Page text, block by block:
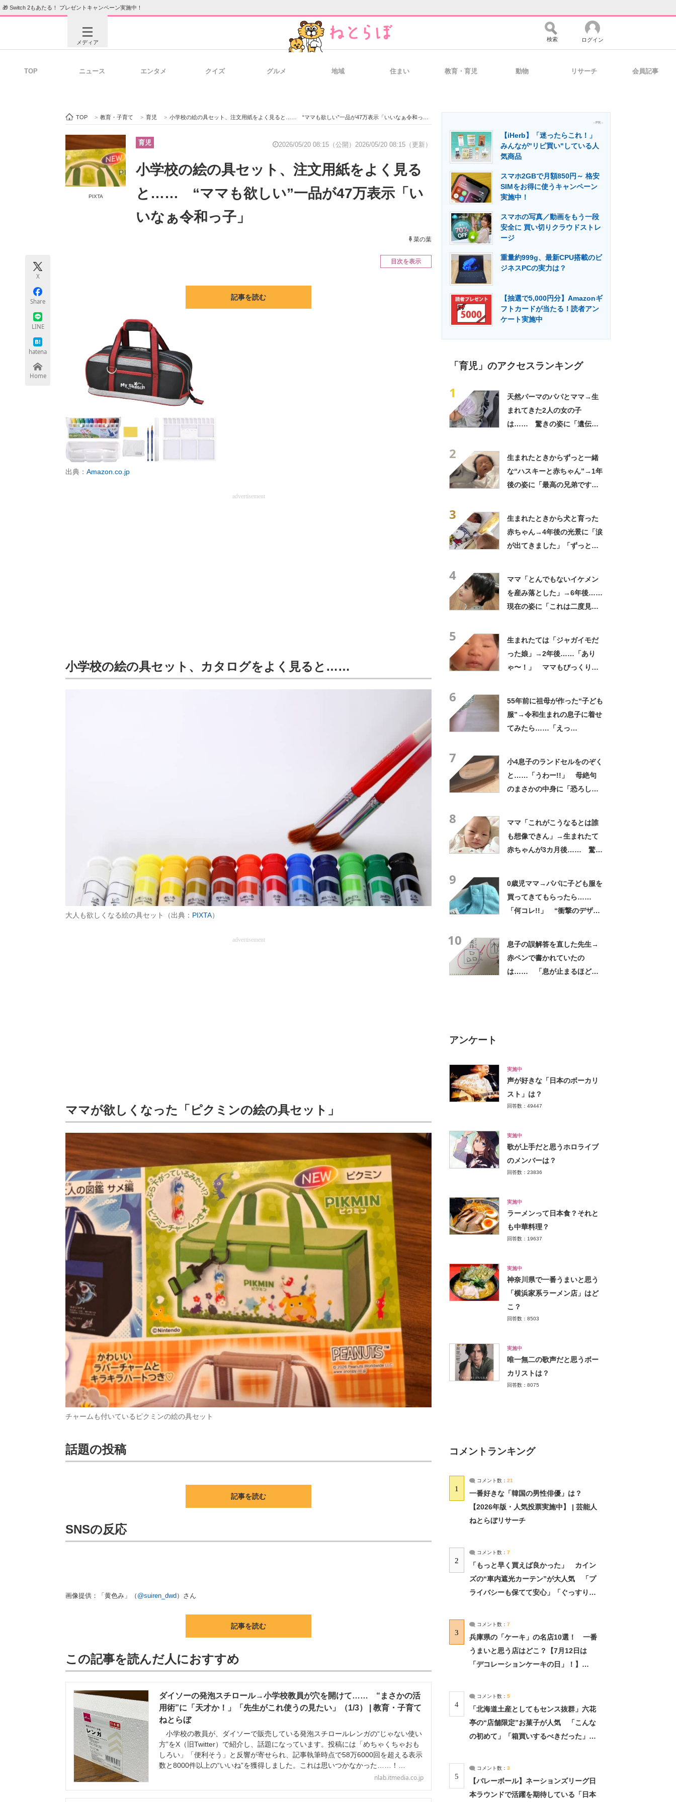
🎁 Switch 2もあたる！ プレゼントキャンペーン実施中！
メディア
ビジネスと働き方のヒント 経営リーダーのコミュニティ マーケ×ITの今がよく分かる
ITエンジニア向け専門サイト 製造業のIT導入・活用を支援
エネルギーの専門メディア 建設×テクノロジーの最前線
検索 ログイン
TOP ニュース エンタメ クイズ グルメ 地域 住まい 教育・育児 動物 リサーチ 会員記事
TOP > 教育・子育て > 育児 > 小学校の絵の具セット、注文用紙をよく見ると…… “ママも欲しい”一品が47万表示「いいなぁ令和っ子」
PIXTA
育児 2026/05/20 08:15（公開） 2026/05/20 08:15（更新）
小学校の絵の具セット、注文用紙をよく見る
と…… “ママも欲しい”一品が47万表示「い
いなぁ令和っ子」
菜の葉
X
Share
LINE
hatena
Home
目次を表示
記事を読む
出典： Amazon.co.jp
advertisement
小学校の絵の具セット、カタログをよく見ると……
大人も欲しくなる絵の具セット（出典： PIXTA）
advertisement
ママが欲しくなった「ピクミンの絵の具セット」
チャームも付いているピクミンの絵の具セット
話題の投稿
記事を読む
SNSの反応
画像提供：「黄色み」（ @suiren_dwd ）さん
記事を読む
この記事を読んだ人におすすめ
ダイソーの発泡スチロール→小学校教員が穴を開けて…… “まさかの活
用術”に「天才か！」「先生がこれ使うの見たい」（1/3） | 教育・子育て
ねとらぼ
小学校の教員が、ダイソーで販売している発泡スチロールレンガの“じゃない使い
方”をX（旧Twitter）で紹介し、話題になっています。投稿には「めちゃくちゃおも
しろい」「便利そう」と反響が寄せられ、記事執筆時点で58万6000回を超える表示
数と8000件以上の“いいね”を獲得しました。これは思いつかなかった……！…
nlab.itmedia.co.jp
- PR -
【iHerb】「迷ったらこれ！」
みんなが"リピ買い"している人
気商品
スマホ2GBで月額850円～ 格安
SIMをお得に使うキャンペーン
実施中！
スマホの写真／動画をもう一段
安全に 買い切りクラウドストレ
ージ
重量約999g、最新CPU搭載のビ
ジネスPCの実力は？
【抽選で5,000円分】Amazonギ
フトカードが当たる！読者アン
ケート実施中
「育児」のアクセスランキング
1
天然パーマのパパとママ→生
まれてきた2人の女の子
は…… 驚きの姿に「遺伝っ
2
生まれたときからずっと一緒
な“ハスキーと赤ちゃん”→1年
後の姿に「最高の兄弟です
3
生まれたときから犬と育った
赤ちゃん→4年後の光景に「涙
が出てきました」「ずっと見
4
ママ「とんでもないイケメン
を産み落とした」→6年後……
現在の姿に「これは二度見す
5
生まれたては「ジャガイモだ
った娘」→2年後……「あり
ゃ〜！」 ママもびっくり
6
55年前に祖母が作った“子ども
服”→令和生まれの息子に着せ
てみたら……「えっ
7
小4息子のランドセルをのぞく
と……「うわー!!」 母絶句
のまさかの中身に「恐ろし
8
ママ「これがこうなるとは誰
も想像できん」→生まれたて
赤ちゃんが3カ月後…… 驚き
9
0歳児ママ→パパに子ども服を
買ってきてもらったら……
「何コレ!!」 “衝撃のデザイ
10
息子の誤解答を直した先生→
赤ペンで書かれていたの
は…… 「息が止まるほど笑
アンケート
実施中
声が好きな「日本のボーカリ
スト」は？
回答数：49447
実施中
歌が上手だと思うホロライブ
のメンバーは？
回答数：23836
実施中
ラーメンって日本食？それと
も中華料理？
回答数：19637
実施中
神奈川県で一番うまいと思う
「横浜家系ラーメン店」はど
こ？
回答数：8503
実施中
唯一無二の歌声だと思うボー
カリストは？
回答数：8075
コメントランキング
1
コメント数： 21
一番好きな「韓国の男性俳優」は？
【2026年版・人気投票実施中】 | 芸能人
ねとらぼリサーチ
2
コメント数： 7
「もっと早く買えば良かった」 カイン
ズの“車内遮光カーテン”が大人気 「プ
ライバシーも保てて安心」「ぐっすり眠
3
コメント数： 7
兵庫県の「ケーキ」の名店10選！ 一番
うまいと思う店はどこ？【7月12日は
「デコレーションケーキの日」！】
4
コメント数： 5
「北海道土産としてもセンス抜群」六花
亭の“店舗限定”お菓子が人気 「こんな
の初めて」「箱買いするべきだった」
5
コメント数： 3
【バレーボール】ネーションズリーグ日
本ラウンドで活躍を期待している「日本